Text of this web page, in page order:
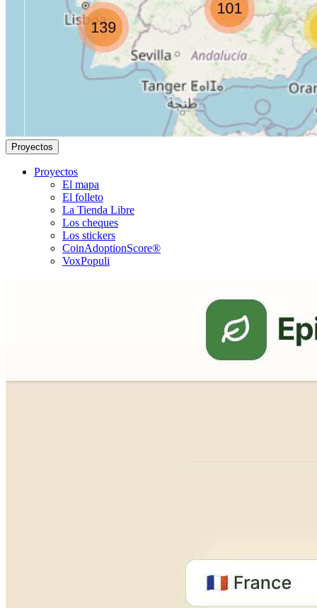
Proyectos
Proyectos
El mapa
El folleto
La Tienda Libre
Los cheques
Los stickers
CoinAdoptionScore®
VoxPopuli